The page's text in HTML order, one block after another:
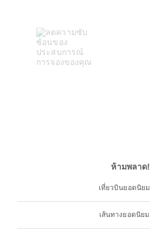
ห้ามพลาด!
เที่ยวบินยอดนิยม
เส้นทางยอดนิยม